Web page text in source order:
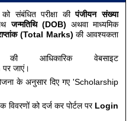
संबंधित परीक्षा कीपंजीयन संख्या
जन्मतिथि (DOB) अथवा माध्यमिक
(Total Marks) की आवश्यकता
की आधिकारिक वेबसाइट
पर जाएं।
के अनुसार दिए गए 'Scholarship
को दर्ज कर पोर्टल पर Login